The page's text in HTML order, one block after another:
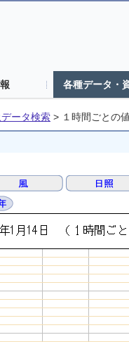
各種データ・
ータ検索 > １時間ごとの